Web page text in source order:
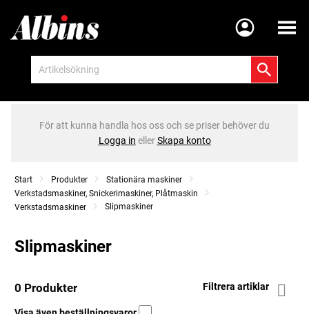
Meny
För att kunna handla hos oss och se priser behöver du
Logga in ellerSkapa konto
Start Produkter
Stationära maskiner
Verkstadsmaskiner, Snickerimaskiner, Plåtmaskin
Verkstadsmaskiner
Slipmaskiner
Slipmaskiner
0 Produkter Filtrera artiklar